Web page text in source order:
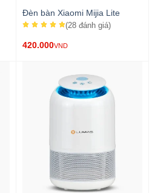
Đèn bàn Xiaomi Mijia Lite
(28 đánh giá)
420.000VND